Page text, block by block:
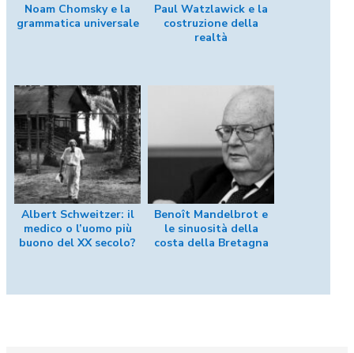
Noam Chomsky e la
grammatica universale
Paul Watzlawick e la
costruzione della
realtà
Albert Schweitzer: il
medico o l’uomo più
buono del XX secolo?
Benoît Mandelbrot e
le sinuosità della
costa della Bretagna